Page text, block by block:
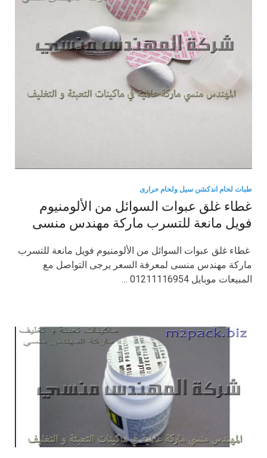
طبات لحام اندكشن سيل ولحام حرارى
غطاء غلق عبوات السوائل من الألومنيوم
فويل مانعة للتسرب ماركة مهندس منسى
غطاء غلق عبوات السوائل من الألومنيوم فويل مانعة للتسرب
ماركة مهندس منسى لمعرفة السعر يرجى التواصل مع
المبيعات موبايل 01211116954 …